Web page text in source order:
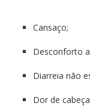
Cansaço;
Desconforto
Diarreia não
Dor de